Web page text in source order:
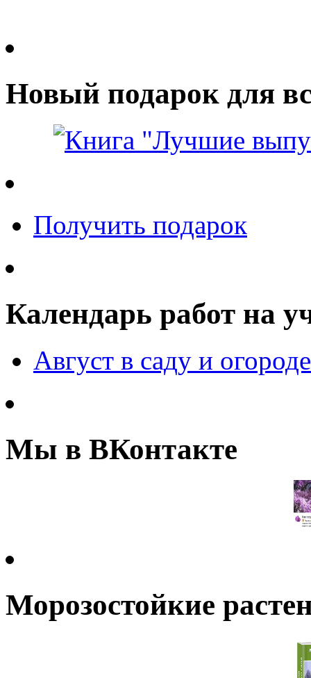
Новый подарок для
Получить подарок
Календарь работ на
Август в саду и огороде
Мы в ВКонтакте
Морозостойкие